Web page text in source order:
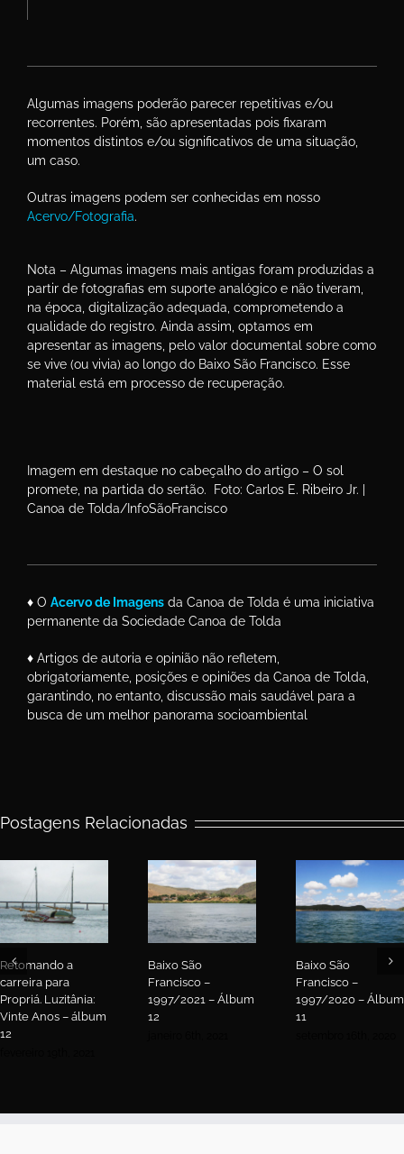
Algumas imagens poderão parecer repetitivas e/ou
recorrentes. Porém, são apresentadas pois fixaram
momentos distintos e/ou significativos de uma situação,
um caso.
Outras imagens podem ser conhecidas em nosso
Acervo/Fotografia.
Nota – Algumas imagens mais antigas foram produzidas a
partir de fotografias em suporte analógico e não tiveram,
na época, digitalização adequada, comprometendo a
qualidade do registro. Ainda assim, optamos em
apresentar as imagens, pelo valor documental sobre como
se vive (ou vivia) ao longo do Baixo São Francisco. Esse
material está em processo de recuperação.
Imagem em destaque no cabeçalho do artigo – O sol
promete, na partida do sertão. Foto: Carlos E. Ribeiro Jr. |
Canoa de Tolda/InfoSãoFrancisco
♦ O Acervo de Imagens da Canoa de Tolda é uma iniciativa
permanente da Sociedade Canoa de Tolda
♦ Artigos de autoria e opinião não refletem,
obrigatoriamente, posições e opiniões da Canoa de Tolda,
garantindo, no entanto, discussão mais saudável para a
busca de um melhor panorama socioambiental
Postagens Relacionadas
Retomando a
carreira para
Propriá. Luzitânia:
Vinte Anos – álbum
12
Baixo São
Francisco –
1997/2021 – Álbum
12
Baixo São
Francisco –
1997/2020 – Álbum
11